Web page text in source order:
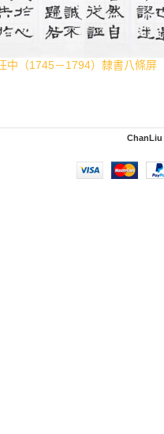
中（1745－1794）隸書八條屏
ChanLiu